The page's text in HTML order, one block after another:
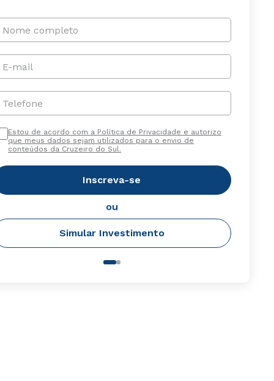
Nome completo
E-mail
Telefone
Estou de acordo com a Política de Privacidade e autorizo
que meus dados sejam utilizados para o envio de
conteúdos da Cruzeiro do Sul.
Inscreva-se
ou
Simular Investimento